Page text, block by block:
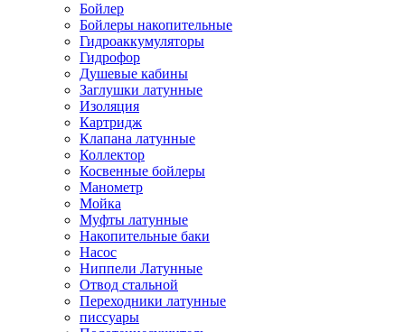
Бойлер
Бойлеры накопительные
Гидроаккумуляторы
Гидрофор
Душевые кабины
Заглушки латунные
Изоляция
Картридж
Клапана латунные
Коллектор
Косвенные бойлеры
Манометр
Мойка
Муфты латунные
Накопительные баки
Насос
Ниппели Латунные
Отвод стальной
Переходники латунные
писсуары